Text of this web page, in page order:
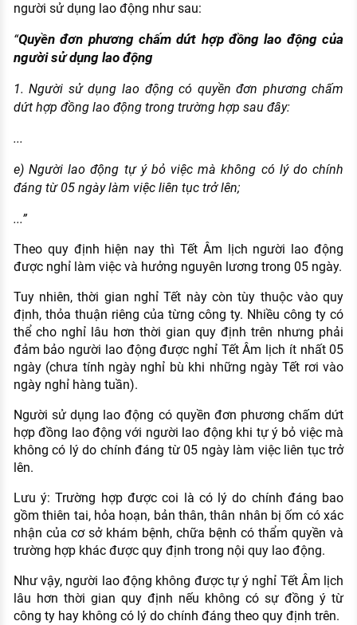
người sử dụng lao động như sau:
“Quyền đơn phương chấm dứt hợp đồng lao động của
người sử dụng lao động
1. Người sử dụng lao động có quyền đơn phương chấm
dứt hợp đồng lao động trong trường hợp sau đây:
...
e) Người lao động tự ý bỏ việc mà không có lý do chính
đáng từ 05 ngày làm việc liên tục trở lên;
...”
Theo quy định hiện nay thì Tết Âm lịch người lao động
được nghỉ làm việc và hưởng nguyên lương trong 05 ngày.
Tuy nhiên, thời gian nghỉ Tết này còn tùy thuộc vào quy
định, thỏa thuận riêng của từng công ty. Nhiều công ty có
thể cho nghỉ lâu hơn thời gian quy định trên nhưng phải
đảm bảo người lao động được nghỉ Tết Âm lịch ít nhất 05
ngày (chưa tính ngày nghỉ bù khi những ngày Tết rơi vào
ngày nghỉ hàng tuần).
Người sử dụng lao động có quyền đơn phương chấm dứt
hợp đồng lao động với người lao động khi tự ý bỏ việc mà
không có lý do chính đáng từ 05 ngày làm việc liên tục trở
lên.
Lưu ý: Trường hợp được coi là có lý do chính đáng bao
gồm thiên tai, hỏa hoạn, bản thân, thân nhân bị ốm có xác
nhận của cơ sở khám bệnh, chữa bệnh có thẩm quyền và
trường hợp khác được quy định trong nội quy lao động.
Như vậy, người lao động không được tự ý nghỉ Tết Âm lịch
lâu hơn thời gian quy định nếu không có sự đồng ý từ
công ty hay không có lý do chính đáng theo quy định trên.